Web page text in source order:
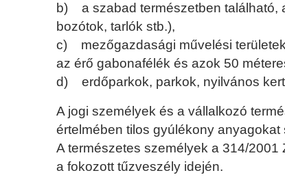
b) a szabad természetben található,
bozótok, tarlók stb.),
c) mezőgazdasági művelési
az érő gabonafélék és azok 50
d) erdőparkok, parkok, nyilvános
A jogi személyek és a vállalkozó
értelmében tilos gyúlékony
A természetes személyek a 314/
a fokozott tűzveszély idején.